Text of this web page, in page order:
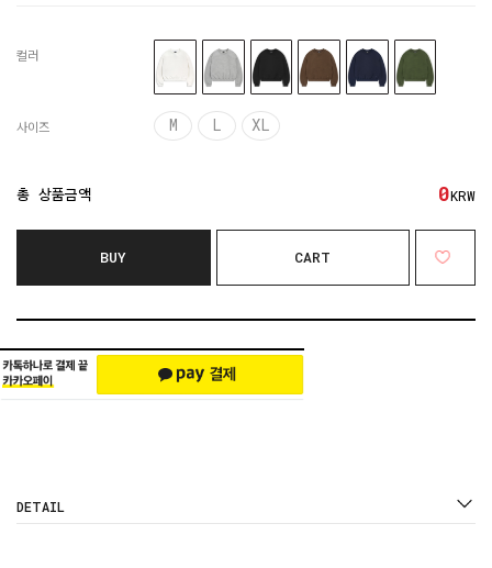
컬러
사이즈 M L XL
총 상품금액 0KRW
BUY CART
DETAIL